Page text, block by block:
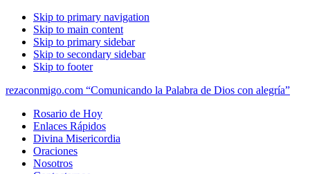
Skip to primary navigation
Skip to main content
Skip to primary sidebar
Skip to secondary sidebar
Skip to footer
rezaconmigo.com “Comunicando la Palabra de Dios con alegría”
Rosario de Hoy
Enlaces Rápidos
Divina Misericordia
Oraciones
Nosotros